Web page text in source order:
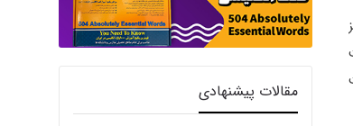
مقالات پیشنهادی